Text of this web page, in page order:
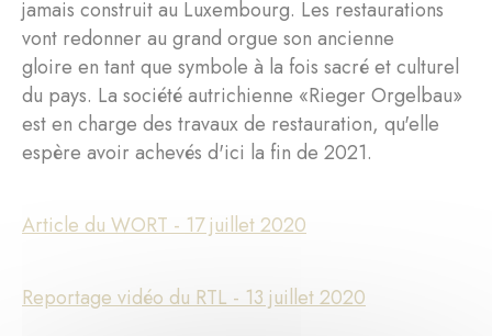
jamais construit au Luxembourg. Les restaurations
vont redonner au grand orgue son ancienne
gloire en tant que symbole à la fois sacré et culturel
du pays. La société autrichienne «Rieger Orgelbau»
est en charge des travaux de restauration, qu'elle
espère avoir achevés d'ici la fin de 2021.
Article du WORT - 17 juillet 2020
Reportage vidéo du RTL - 13 juillet 2020